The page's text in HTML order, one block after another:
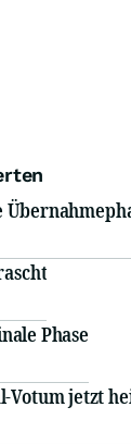
Phase
Votum jetzt